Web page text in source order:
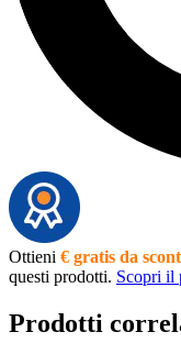
Ottieni € gratis da
questi prodotti. Scopri il
Prodotti